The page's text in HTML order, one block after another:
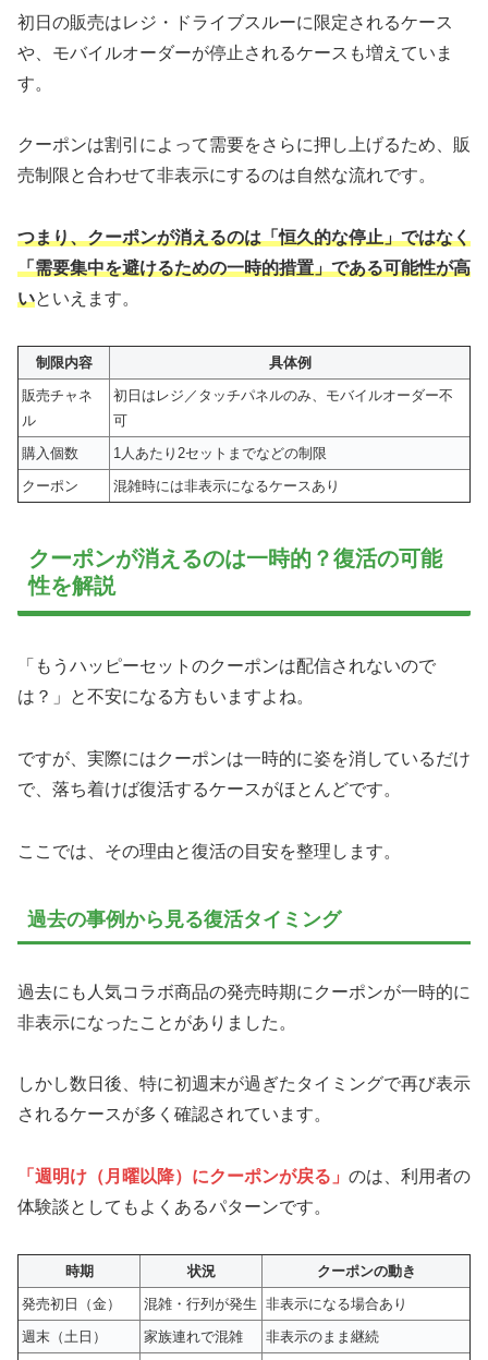
初日の販売はレジ・ドライブスルーに限定されるケース
や、モバイルオーダーが停止されるケースも増えていま
す。
クーポンは割引によって需要をさらに押し上げるため、販
売制限と合わせて非表示にするのは自然な流れです。
つまり、クーポンが消えるのは「恒久的な停止」ではなく
「需要集中を避けるための一時的措置」である可能性が高
いといえます。
制限内容
具体例
販売チャネ
ル
初日はレジ／タッチパネルのみ、モバイルオーダー不
可
購入個数
1人あたり2セットまでなどの制限
クーポン
混雑時には非表示になるケースあり
クーポンが消えるのは一時的？復活の可能
性を解説
「もうハッピーセットのクーポンは配信されないので
は？」と不安になる方もいますよね。
ですが、実際にはクーポンは一時的に姿を消しているだけ
で、落ち着けば復活するケースがほとんどです。
ここでは、その理由と復活の目安を整理します。
過去の事例から見る復活タイミング
過去にも人気コラボ商品の発売時期にクーポンが一時的に
非表示になったことがありました。
しかし数日後、特に初週末が過ぎたタイミングで再び表示
されるケースが多く確認されています。
「週明け（月曜以降）にクーポンが戻る」 のは、利用者の
体験談としてもよくあるパターンです。
時期 状況
クーポンの動き
発売初日（金）
混雑・行列が発生 非表示になる場合あり
週末（土日）
家族連れで混雑
非表示のまま継続